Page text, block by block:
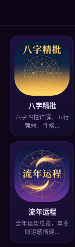
八字精批
八字四柱详解、五行
强弱、性格…
流年运程
全年运势总览，事业
财运感情健…